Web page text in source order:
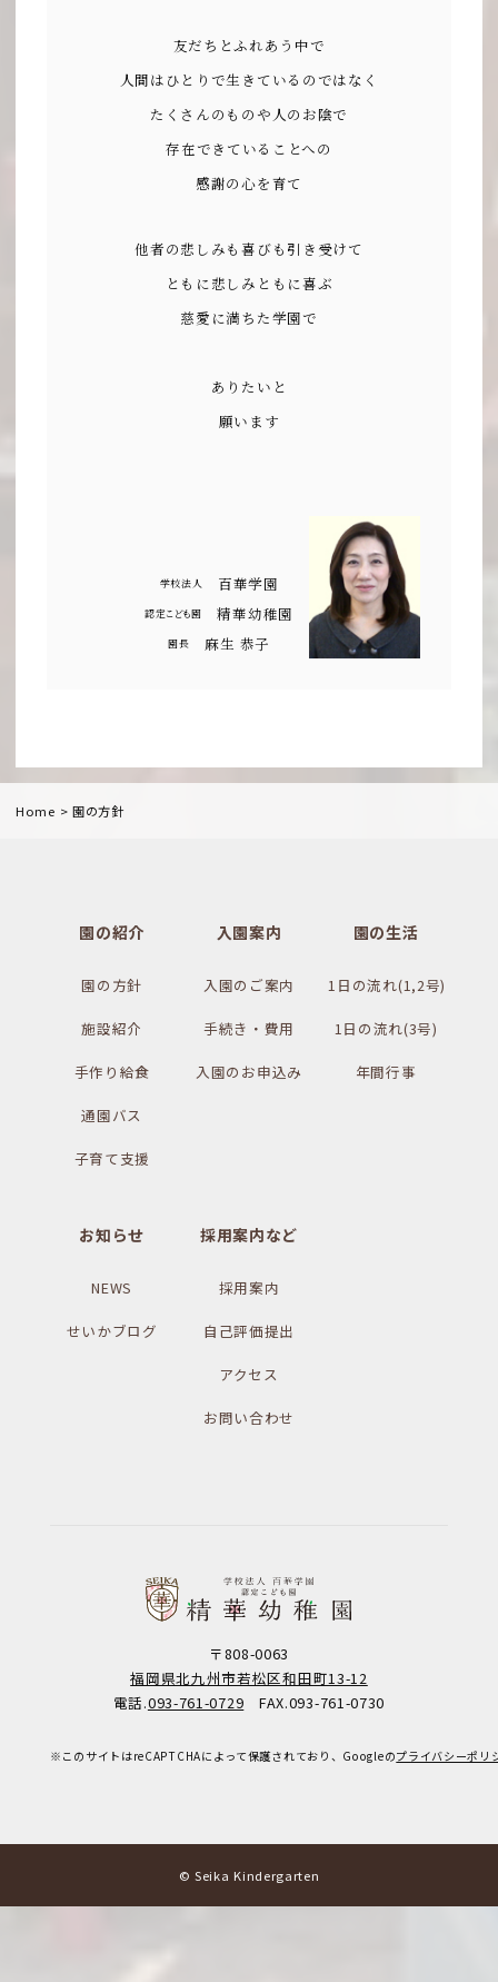
友だちとふれあう中で
人間はひとりで生きているのではなく
たくさんのものや人のお陰で
存在できていることへの
感謝の心を育て
他者の悲しみも喜びも引き受けて
ともに悲しみともに喜ぶ
慈愛に満ちた学園で
ありたいと
願います
学校法人 百華学園
認定こども園 精華幼稚園
園長 麻生 恭子
Home > 園の方針
園の紹介
園の方針
施設紹介
手作り給食
通園バス
子育て支援
入園案内
入園のご案内
手続き・費用
入園のお申込み
園の生活
1日の流れ(1,2号)
1日の流れ(3号)
年間行事
お知らせ
NEWS
せいかブログ
採用案内など
採用案内
自己評価提出
アクセス
お問い合わせ
〒808-0063
福岡県北九州市若松区和田町13-12
電話.093-761-0729 FAX.093-761-0730
※このサイトはreCAPTCHAによって保護されており、Googleのプライバシーポリ
© Seika Kindergarten